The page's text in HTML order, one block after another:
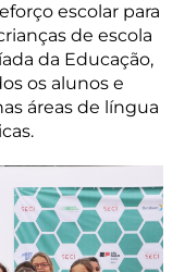
escolar para
de escola
da Educação,
os alunos e
áreas de língua